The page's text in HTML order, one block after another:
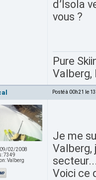
d’Isola
vous ?
Pure
Valberg,
Posté à 00h21 le
09/02/2008
7349
Valberg
Je me
Valberg,
Voici ce